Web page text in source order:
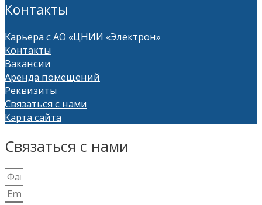
Контакты
Карьера с АО «ЦНИИ «Электрон»
Контакты
Вакансии
Аренда помещений
Реквизиты
Связаться с нами
Карта сайта
Связаться с нами